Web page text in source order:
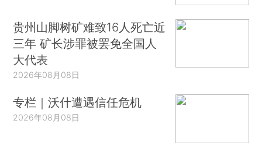
贵州山脚树矿难致16人死亡近
三年 矿长涉罪被罢免全国人
大代表
2026年08月08日
专栏｜沃什遭遇信任危机
2026年08月08日